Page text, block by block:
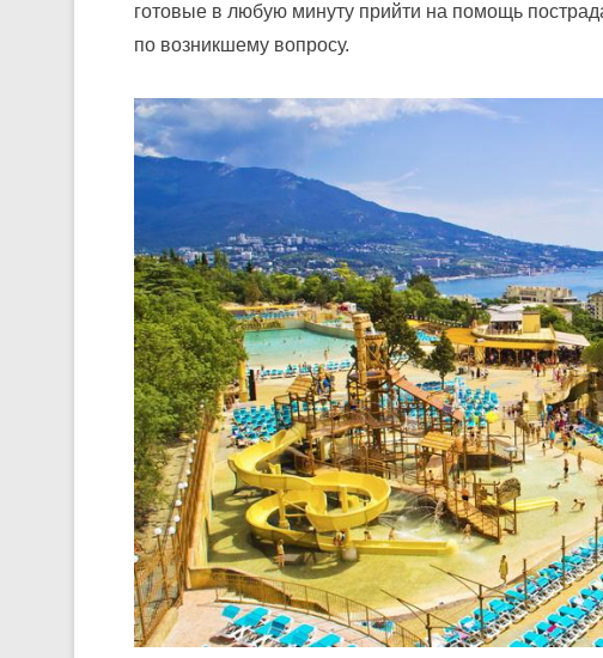
готовые в любую минуту прийти на помощь
по возникшему вопросу.